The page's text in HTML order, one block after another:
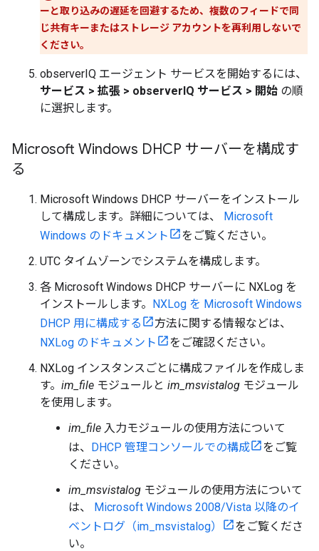
ーと取り込みの遅延を回避するため、複数のフィードで同
じ共有キーまたはストレージ アカウントを再利用しないで
ください。
observerIQ エージェント サービスを開始するには、
サービス > 拡張 > observerIQ サービス > 開始 の順
に選択します。
Microsoft Windows DHCP サーバーを構成す
る
Microsoft Windows DHCP サーバーをインストール
して構成します。詳細については、 Microsoft
Windows のドキュメント
をご覧ください。
UTC タイムゾーンでシステムを構成します。
各 Microsoft Windows DHCP サーバーに NXLog を
インストールします。 NXLog を Microsoft Windows
DHCP 用に構成する
方法に関する情報などは、
NXLog のドキュメント
をご確認ください。
NXLog インスタンスごとに構成ファイルを作成しま
す。 im_file モジュールと im_msvistalog モジュール
を使用します。
im_file 入力モジュールの使用方法について
は、 DHCP 管理コンソールでの構成
をご覧
ください。
im_msvistalog モジュールの使用方法について
は、 Microsoft Windows 2008/Vista 以降のイ
ベントログ（im_msvistalog）
をご覧くださ
い。